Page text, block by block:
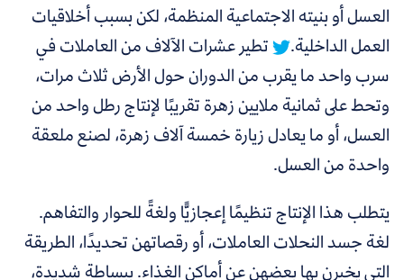
العسل أو بنيته الاجتماعية المنظمة، لكن بسبب أخلاقيات
العمل الداخلية.
تطير عشرات الآلاف من العاملات في
سرب واحد ما يقرب من الدوران حول الأرض ثلاث مرات،
وتحط على ثمانية ملايين زهرة تقريبًا لإنتاج رطل واحد من
العسل،أو ما يعادل زيارة خمسة آلاف زهرة، لصنع ملعقة
واحدة من العسل.
يتطلب هذا الإنتاج تنظيمًا إعجازيًّا ولغةً للحوار والتفاهم.
لغة جسد النحلات العاملات، أو رقصاتهن تحديدًا، الطريقة
التي يخبرن بها بعضهن عن أماكن الغذاء. ببساطة شديدة،